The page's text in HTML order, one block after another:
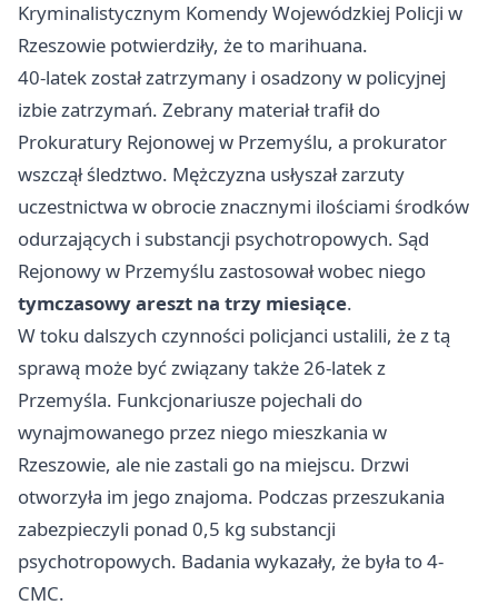
Kryminalistycznym Komendy Wojewódzkiej Policji w
Rzeszowie potwierdziły, że to marihuana.
40-latek został zatrzymany i osadzony w policyjnej
izbie zatrzymań. Zebrany materiał trafił do
Prokuratury Rejonowej w Przemyślu, a prokurator
wszczął śledztwo. Mężczyzna usłyszał zarzuty
uczestnictwa w obrocie znacznymi ilościami środków
odurzających i substancji psychotropowych. Sąd
Rejonowy w Przemyślu zastosował wobec niego
tymczasowy areszt na trzy miesiące.
W toku dalszych czynności policjanci ustalili, że z tą
sprawą może być związany także 26-latek z
Przemyśla. Funkcjonariusze pojechali do
wynajmowanego przez niego mieszkania w
Rzeszowie, ale nie zastali go na miejscu. Drzwi
otworzyła im jego znajoma. Podczas przeszukania
zabezpieczyli ponad 0,5 kg substancji
psychotropowych. Badania wykazały, że była to 4-
CMC.